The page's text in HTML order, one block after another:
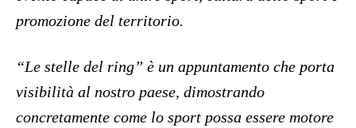
promozione del territorio.
“Le stelle del ring” è un appuntamento che porta
visibilità al nostro paese, dimostrando
concretamente come lo sport possa essere motore